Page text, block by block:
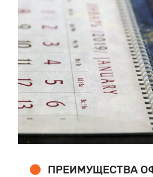
ПРЕИМУЩЕСТВА